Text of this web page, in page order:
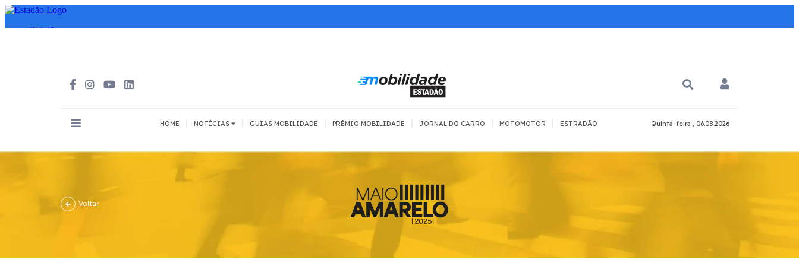
HOME NOTÍCIAS
Carro
SEGURANÇA
Todos
Trânsito
Se divertir
GUIAS MOBILIDADE PRÊMIO MOBILIDADE JORNAL DO CARRO MOTOMOTOR ESTRADÃO Quinta-feira , 06.08.2026
Voltar